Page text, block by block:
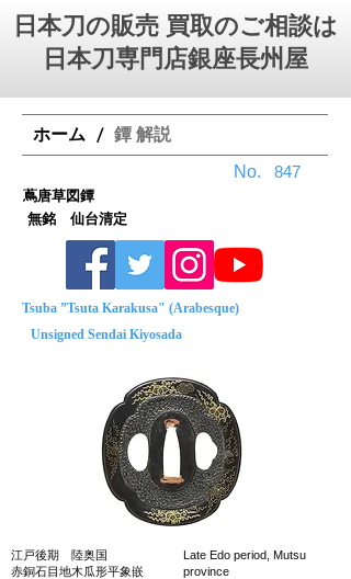
日本刀の販売 買取のご相談は
日本刀専門店銀座⻑州屋
ホーム / 鐔 解説
No.
無銘 仙台清定
Tsuba ”Tsuta Karakusa" (Arabesque)
Unsigned Sendai Kiyosada
江戸後期 陸奥国
赤銅石目地木瓜形平象嵌
Late Edo period, Mutsu
province
蔦唐草図鐔
847